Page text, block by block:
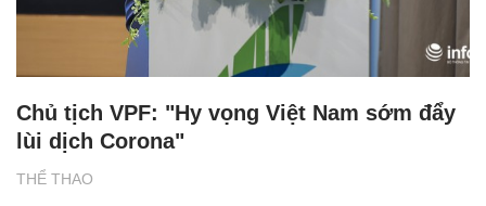
THỂ THAO
Chủ tịch VPF: "Hy vọng Việt Nam sớm đẩy
lùi dịch Corona"